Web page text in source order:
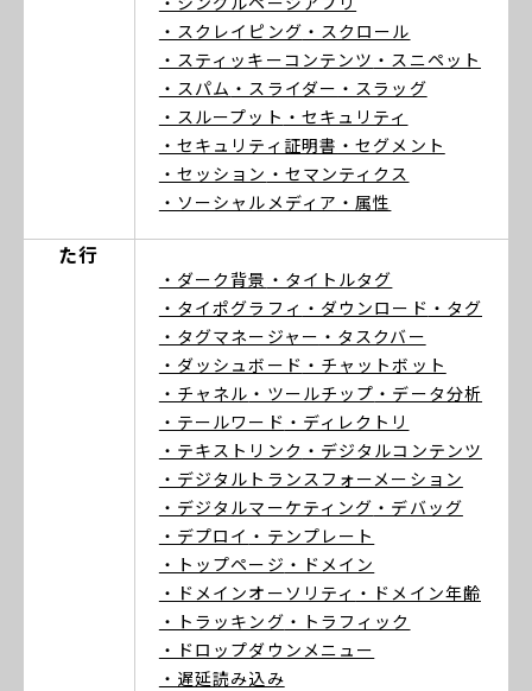
・スクレイピング ・スクロール
・スティッキーコンテンツ ・スニペット
・スパム ・スライダー ・スラッグ
・スループット ・セキュリティ
・セキュリティ証明書 ・セグメント
・セッション ・セマンティクス
・ソーシャルメディア ・属性
た行
・ダーク背景 ・タイトルタグ
・タイポグラフィ ・ダウンロード ・タグ
・タグマネージャー ・タスクバー
・ダッシュボード ・チャットボット
・チャネル ・ツールチップ ・データ分析
・テールワード ・ディレクトリ
・テキストリンク ・デジタルコンテンツ
・デジタルトランスフォーメーション
・デジタルマーケティング ・デバッグ
・デプロイ ・テンプレート
・トップページ ・ドメイン
・ドメインオーソリティ ・ドメイン年齢
・トラッキング ・トラフィック
・ドロップダウンメニュー
・遅延読み込み